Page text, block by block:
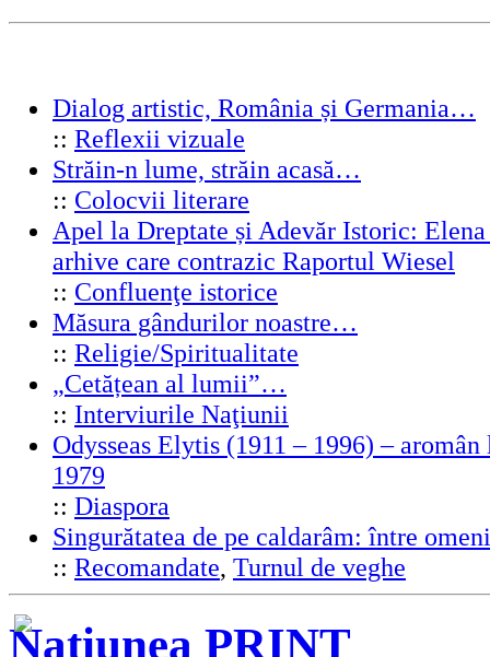
Dialog artistic, România și Germania…
:: Reflexii vizuale
Străin-n lume, străin acasă…
:: Colocvii literare
Apel la Dreptate și Adevăr Istoric:
arhive care contrazic Raportul Wiesel
:: Confluenţe istorice
Măsura gândurilor noastre…
:: Religie/Spiritualitate
„Cetățean al lumii”…
:: Interviurile Naţiunii
Odysseas Elytis (1911 – 1996) –
1979
:: Diaspora
Singurătatea de pe caldarâm: între
:: Recomandate, Turnul de veghe
Naţiunea PRINT